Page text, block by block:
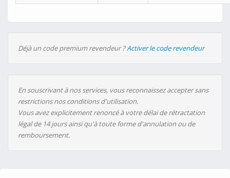
Déjà un code premium revendeur ?Activer le code revendeur
En souscrivant à nos services, vous reconnaissez accepter sans
restrictions nos conditions d'utilisation.
Vous avez explicitement renoncé à votre délai de rétractation
légal de 14 jours ainsi qu'à toute forme d'annulation ou de
remboursement.